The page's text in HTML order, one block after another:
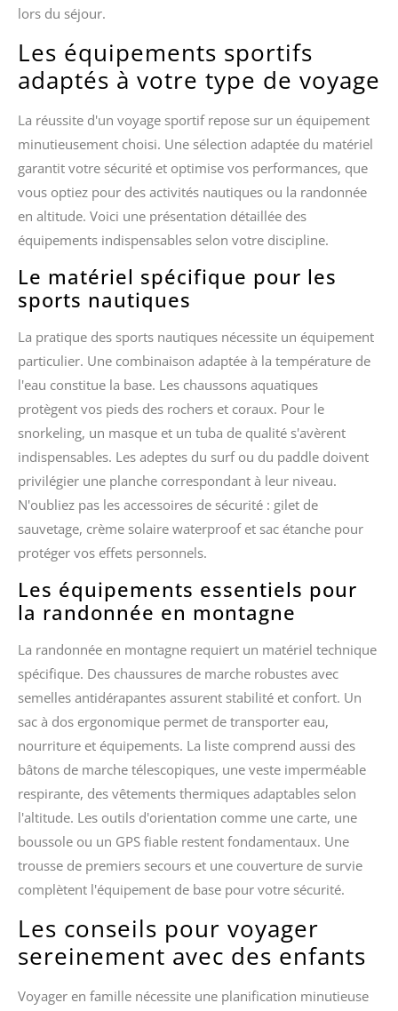
lors du séjour.
Les équipements sportifs
adaptés à votre type de voyage
La réussite d'un voyage sportif repose sur un équipement
minutieusement choisi. Une sélection adaptée du matériel
garantit votre sécurité et optimise vos performances, que
vous optiez pour des activités nautiques ou la randonnée
en altitude. Voici une présentation détaillée des
équipements indispensables selon votre discipline.
Le matériel spécifique pour les
sports nautiques
La pratique des sports nautiques nécessite un équipement
particulier. Une combinaison adaptée à la température de
l'eau constitue la base. Les chaussons aquatiques
protègent vos pieds des rochers et coraux. Pour le
snorkeling, un masque et un tuba de qualité s'avèrent
indispensables. Les adeptes du surf ou du paddle doivent
privilégier une planche correspondant à leur niveau.
N'oubliez pas les accessoires de sécurité : gilet de
sauvetage, crème solaire waterproof et sac étanche pour
protéger vos effets personnels.
Les équipements essentiels pour
la randonnée en montagne
La randonnée en montagne requiert un matériel technique
spécifique. Des chaussures de marche robustes avec
semelles antidérapantes assurent stabilité et confort. Un
sac à dos ergonomique permet de transporter eau,
nourriture et équipements. La liste comprend aussi des
bâtons de marche télescopiques, une veste imperméable
respirante, des vêtements thermiques adaptables selon
l'altitude. Les outils d'orientation comme une carte, une
boussole ou un GPS fiable restent fondamentaux. Une
trousse de premiers secours et une couverture de survie
complètent l'équipement de base pour votre sécurité.
Les conseils pour voyager
sereinement avec des enfants
Voyager en famille nécessite une planification minutieuse